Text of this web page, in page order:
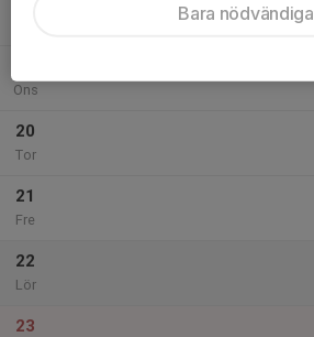
Ons
20
Tor
21
Fre
22
Lör
23
Bara nödvändiga